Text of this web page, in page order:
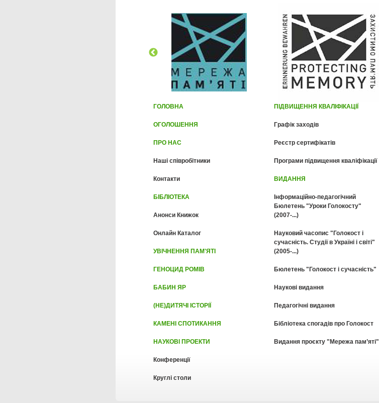
ГОЛОВНА
ОГОЛОШЕННЯ
ПРО НАС
Наші співробітники
Контакти
БІБЛІОТЕКА
Анонси Книжок
Онлайн Каталог
УВІЧНЕННЯ ПАМ'ЯТІ
ГЕНОЦИД РОМІВ
БАБИН ЯР
(НЕ)ДИТЯЧІ ІСТОРІЇ
КАМЕНІ СПОТИКАННЯ
НАУКОВІ ПРОЕКТИ
Конференції
Круглі столи
ПІДВИЩЕННЯ КВАЛІФІКАЦІЇ
Графік заходів
Реєстр сертифікатів
Програми підвищення кваліфікації
ВИДАННЯ
Інформаційно-педагогічний
Бюлетень "Уроки Голокосту"
(2007-...)
Науковий часопис "Голокост і
сучасність. Cтудії в Україні і світі"
(2005-...)
Бюлетень "Голокост і сучасність"
Наукові видання
Педагогічні видання
Бібліотека спогадів про Голокост
Видання проєкту "Мережа пам’яті"